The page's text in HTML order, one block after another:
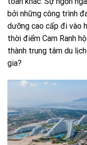
bởi những công trình
dưỡng cao cấp đi vào
thời điểm Cam Ranh
thành trung tâm du
gia?